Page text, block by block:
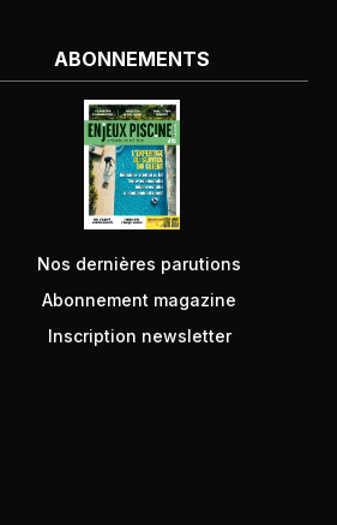
ABONNEMENTS
Nos dernières parutions
Abonnement magazine
Inscription newsletter